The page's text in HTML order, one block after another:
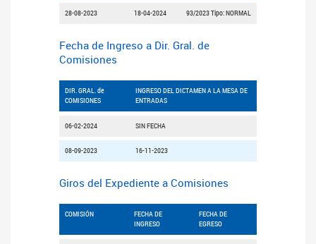
28-08-2023 18-04-2024 93/2023 Tipo: NORMAL
Fecha de Ingreso a Dir. Gral. de
Comisiones
DIR. GRAL. de
COMISIONES
INGRESO DEL DICTAMEN A LA MESA DE
ENTRADAS
06-02-2024 SIN FECHA
08-09-2023 16-11-2023
Giros del Expediente a Comisiones
COMISIÓN
FECHA DE
INGRESO
FECHA DE
EGRESO